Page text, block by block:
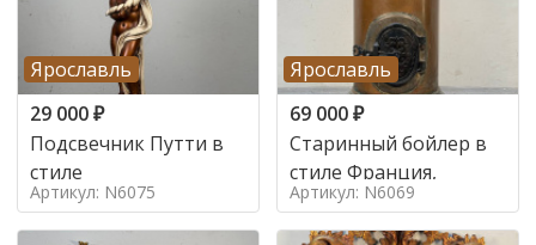
Ярославль
29 000₽
Подсвечник Путти в
стиле
Артикул: N6075
Ярославль
69 000₽
Старинный бойлер в
стиле Франция,
Артикул: N6069